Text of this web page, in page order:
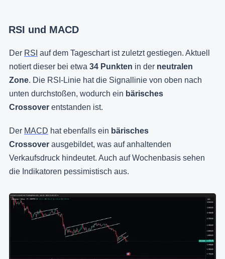
RSI und MACD
Der RSI auf dem Tageschart ist zuletzt gestiegen. Aktuell
notiert dieser bei etwa 34 Punkten in der neutralen
Zone. Die RSI-Linie hat die Signallinie von oben nach
unten durchstoßen, wodurch ein bärisches
Crossover entstanden ist.
Der MACD hat ebenfalls ein bärisches
Crossover ausgebildet, was auf anhaltenden
Verkaufsdruck hindeutet. Auch auf Wochenbasis sehen
die Indikatoren pessimistisch aus.